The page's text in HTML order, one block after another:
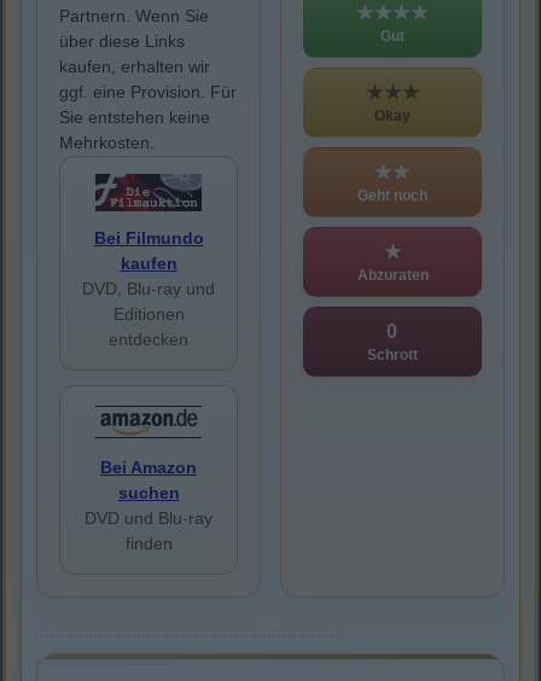
Partnern. Wenn Sie
über diese Links
kaufen, erhalten wir
ggf. eine Provision. Für
Sie entstehen keine
Mehrkosten.
Bei Filmundo
kaufen
DVD, Blu-ray und
Editionen
entdecken
Bei Amazon
suchen
DVD und Blu-ray
finden
★★★★
Gut
★★★
Okay
★★
Geht noch
★
Abzuraten
0
Schrott